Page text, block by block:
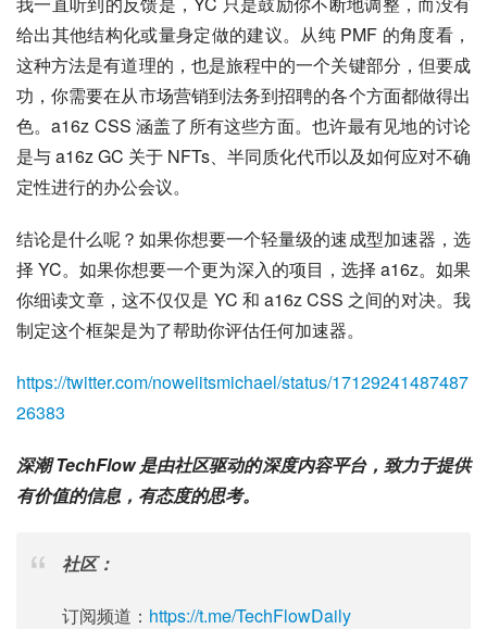
给出其他结构化或量身定做的建议。从纯 PMF 的角度看，
这种方法是有道理的，也是旅程中的一个关键部分，但要成
功，你需要在从市场营销到法务到招聘的各个方面都做得出
色。a16z CSS 涵盖了所有这些方面。也许最有见地的讨论
是与 a16z GC 关于 NFTs、半同质化代币以及如何应对不确
定性进行的办公会议。
结论是什么呢？如果你想要一个轻量级的速成型加速器，选
择 YC。如果你想要一个更为深入的项目，选择 a16z。如果
你细读文章，这不仅仅是 YC 和 a16z CSS 之间的对决。我
制定这个框架是为了帮助你评估任何加速器。
https://twitter.com/noweiitsmichael/status/17129241487487
26383
深潮 TechFlow 是由社区驱动的深度内容平台，致力于提供
有价值的信息，有态度的思考。
社区：
订阅频道： https://t.me/TechFlowDaily